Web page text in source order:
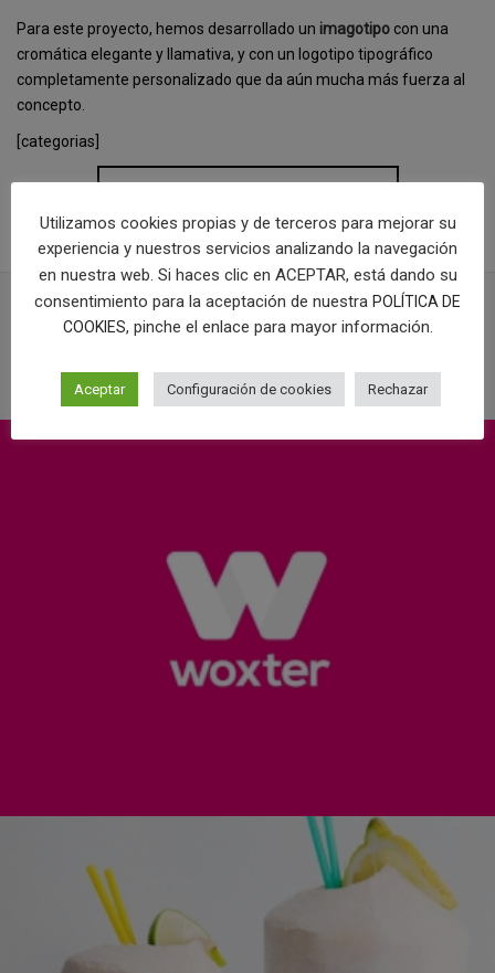
Para este proyecto, hemos desarrollado un imagotipo con una
cromática elegante y llamativa, y con un logotipo tipográfico
completamente personalizado que da aún mucha más fuerza al
concepto.
[categorias]
Utilizamos cookies propias y de terceros para mejorar su
experiencia y nuestros servicios analizando la navegación
en nuestra web. Si haces clic en ACEPTAR, está dando su
consentimiento para la aceptación de nuestra POLÍTICA DE
COOKIES, pinche el enlace para mayor información.
Aceptar Configuración de cookies Rechazar